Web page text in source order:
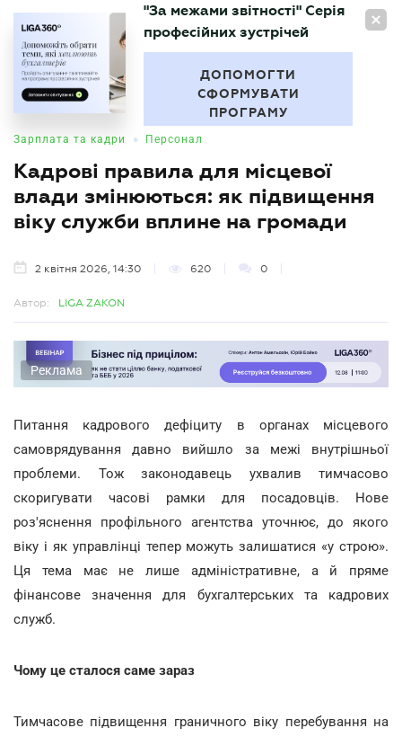
UA
БУХГАЛТЕР
"За межами звітності" Серія
професійних зустрічей
ДОПОМОГТИ
СФОРМУВАТИ
ПРОГРАМУ
Зарплата та кадри • Персонал
Кадрові правила для місцевої
влади змінюються: як підвищення
віку служби вплине на громади
2 квітня 2026, 14:30 620 0
Автор: LIGA ZAKON
Реклама
Питання кадрового дефіциту в органах місцевого
самоврядування давно вийшло за межі внутрішньої
проблеми. Тож законодавець ухвалив тимчасово
скоригувати часові рамки для посадовців. Нове
роз'яснення профільного агентства уточнює, до якого
віку і як управлінці тепер можуть залишатися «у строю».
Ця тема має не лише адміністративне, а й пряме
фінансове значення для бухгалтерських та кадрових
служб.
Чому це сталося саме зараз
Тимчасове підвищення граничного віку перебування на